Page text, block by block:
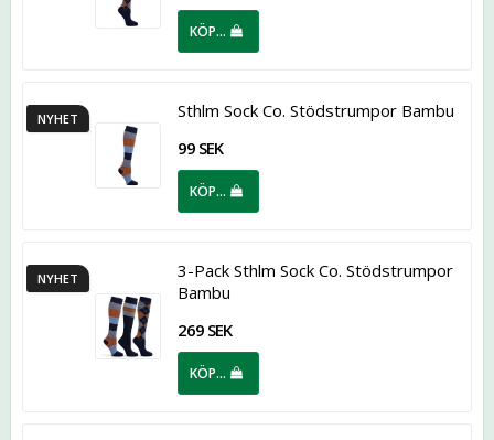
KÖP…
NYHET
Sthlm Sock Co. Stödstrumpor Bambu
99 SEK
KÖP…
NYHET
3-Pack Sthlm Sock Co. Stödstrumpor
Bambu
269 SEK
KÖP…